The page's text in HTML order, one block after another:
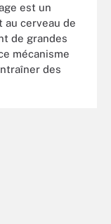
est un
au cerveau de
de grandes
mécanisme
des